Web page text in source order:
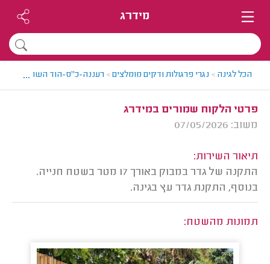
מידרג
הכל לגינה > נגרי פרגולות ודקים מומלצים> רעננה-כ"ס-הוד השרון > נגר
...
פרטי הלקוח שמורים במידרג
משוב: 07/05/2026
תיאור השירות:
התקנה של גדר במבוק באורך 17 מטר בשטח חנייה.
בנוסף, התקנת גדר עץ בגינה.
תמונות מהשטח: